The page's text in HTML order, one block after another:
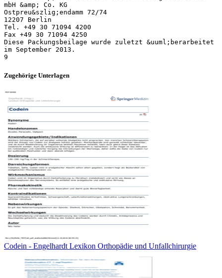
Zugehörige Unterlagen
Codein - Engelhardt Lexikon Orthopädie und Unfallchirurgie